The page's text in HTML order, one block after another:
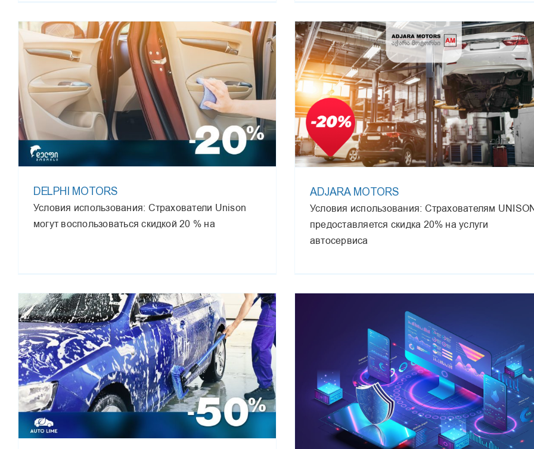
DELPHI MOTORS
Условия использования: Страхователи Unison
могут воспользоваться скидкой 20 % на
ADJARA MOTORS
Условия использования: Страхователям
предоставляется скидка 20% на услуги
автосервиса